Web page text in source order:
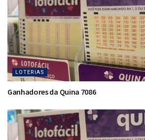
LOTERIAS
Ganhadores da Quina 7086